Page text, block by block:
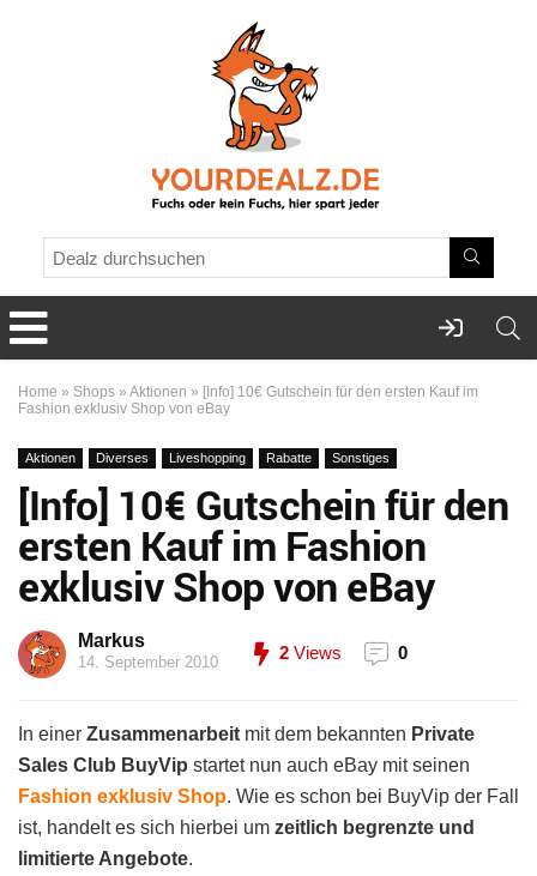
Home » Shops » Aktionen » [Info] 10€ Gutschein für den ersten Kauf im
Fashion exklusiv Shop von eBay
Aktionen Diverses Liveshopping Rabatte Sonstiges
[Info] 10€ Gutschein für den
ersten Kauf im Fashion
exklusiv Shop von eBay
Markus
14. September 2010 2 Views 0
In einer Zusammenarbeit mit dem bekannten Private
Sales Club BuyVip startet nun auch eBay mit seinen
Fashion exklusiv Shop. Wie es schon bei BuyVip der Fall
ist, handelt es sich hierbei um zeitlich begrenzte und
limitierte Angebote.